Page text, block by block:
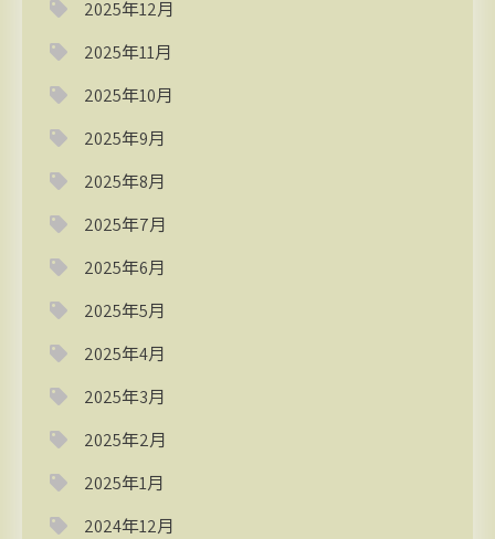
2025年12月
2025年11月
2025年10月
2025年9月
2025年8月
2025年7月
2025年6月
2025年5月
2025年4月
2025年3月
2025年2月
2025年1月
2024年12月